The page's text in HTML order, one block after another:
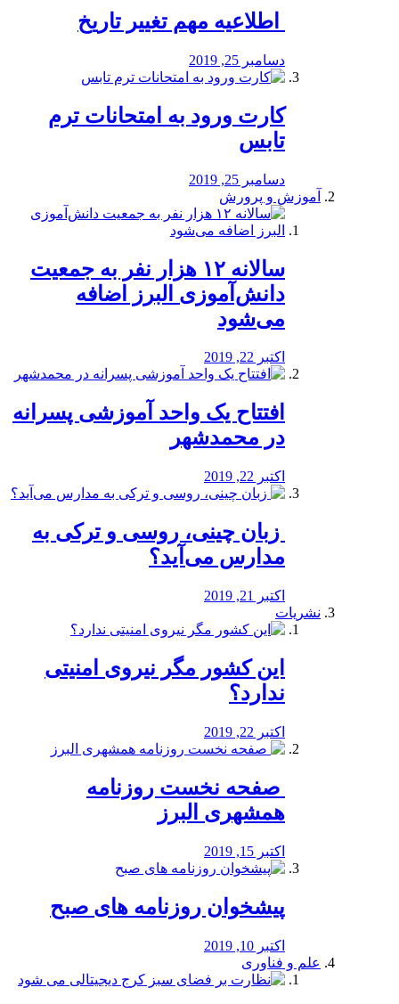
️ اطلاعیه مهم تغییر تاریخ
دسامبر 25, 2019
کارت ورود به امتحانات ترم
تابس
دسامبر 25, 2019
آموزش و پرورش
️سالانه ۱۲ هزار نفر به جمعیت
دانش‌آموزی البرز اضافه
می‌شود
اکتبر 22, 2019
افتتاح یک واحد آموزشی پسرانه
در محمدشهر
اکتبر 22, 2019
️ زبان چینی، روسی و ترکی به
مدارس می‌آید؟
اکتبر 21, 2019
نشریات
این کشور مگر نیروی امنیتی
ندارد؟
اکتبر 22, 2019
️ صفحه نخست روزنامه‌
همشهری البرز
اکتبر 15, 2019
پیشخوان روزنامه های صبح
اکتبر 10, 2019
علم و فناوری